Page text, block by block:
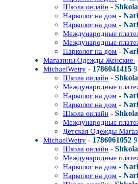
Школа онлайн -
Нарколог на дом -
Нарколог на дом -
Международные
Международные
Нарколог на дом -
Магазины Одежды Женские -
MichaelWetry - 1786041415
Школа онлайн -
Международные
Нарколог на дом -
Нарколог на дом -
Школа онлайн -
Международные
Детская Одежды
MichaelWetry - 1786061052
Школа онлайн -
Международные
Нарколог на дом -
Нарколог на дом -